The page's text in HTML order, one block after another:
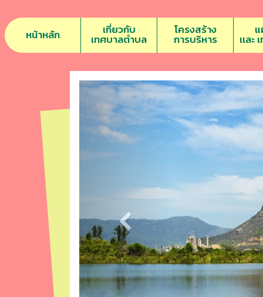
หน้าหลัก เกี่ยวกับ
เทศบาลตำบล
โครงสร้าง
การบริหาร เเล